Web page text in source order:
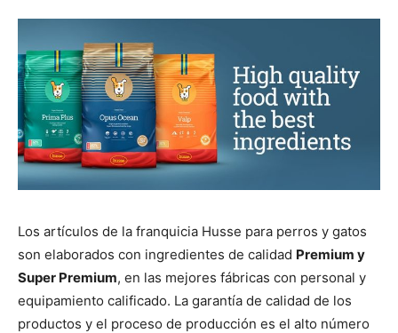
Los artículos de la franquicia Husse para perros y gatos
son elaborados con ingredientes de calidad Premium y
Super Premium, en las mejores fábricas con personal y
equipamiento calificado. La garantía de calidad de los
productos y el proceso de producción es el alto número